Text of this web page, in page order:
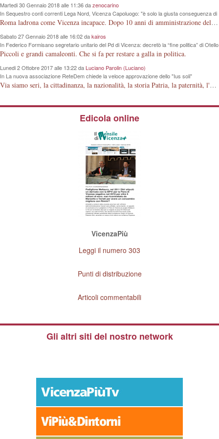
Martedi 30 Gennaio 2018 alle 11:36 dazenocarino
In Sequestro conti correnti Lega Nord, Vicenza Capoluogo: "è solo la giusta conseguenza di
un modo sbagliato di intendere la politica"
Roma ladrona come Vicenza incapace. Dopo 10 anni di amministrazione della nostra Città, questi signori guardano la lontana "luna e non il dito", che hanno davanti agli occhi.
Sabato 27 Gennaio 2018 alle 16:02 dakairos
In Federico Formisano segretario unitario del Pd di Vicenza: decretò la “fine politica” di Otello
Dalla Rosa, ora lo accompagnerà per le amministrative 2018
Piccoli e grandi camaleonti. Che si fa per restare a galla in politica.
Lunedi 2 Ottobre 2017 alle 13:22 daLuciano Parolin (Luciano)
In La nuova associazione ReteDem chiede la veloce approvazione dello "Ius soli"
Via siamo seri, la cittadinanza, la nazionalità, la storia Patria, la paternità, l'articolo 29 della Costituzione della Repubblica Italiana, è fatta dagli Italiani ! Mio bisnonno, poi mio nonno, poi mio padre, in 150 anni, hanno costruito la Nazione Italiana. La Guerra 15-18 con milioni di morti a cosa è servita? A niente ? Dove erano i Nostri sapientoni nel 1848, dove erano nel 1915 e via discorrendo? Si deve o meno essere orgogliosi di appartenere alla STIRPE ITALIANA ? Siamo orgogliosi o no della FERRARI italiana ? Lo Ius solo, è una piccola porcheria "elettorale" che modifica la stessa struttura Familiare prevista dalla Costituzione. Come si fa a regalare 2000 anni di Storia ai cittadini (?) islamici, senza rendersi conto della evoluzione dei tempi, dei fatti, e di quanto questi Ci Odiano! Amen.
Edicola online
VicenzaPiù
Leggi il numero 303
Punti di distribuzione
Articoli commentabili
Gli altri siti del nostro network